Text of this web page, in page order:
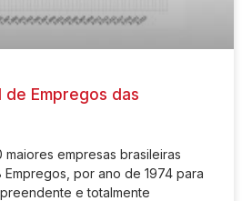
de Empregos das
maiores empresas brasileiras
por ano de 1974 para
e totalmente